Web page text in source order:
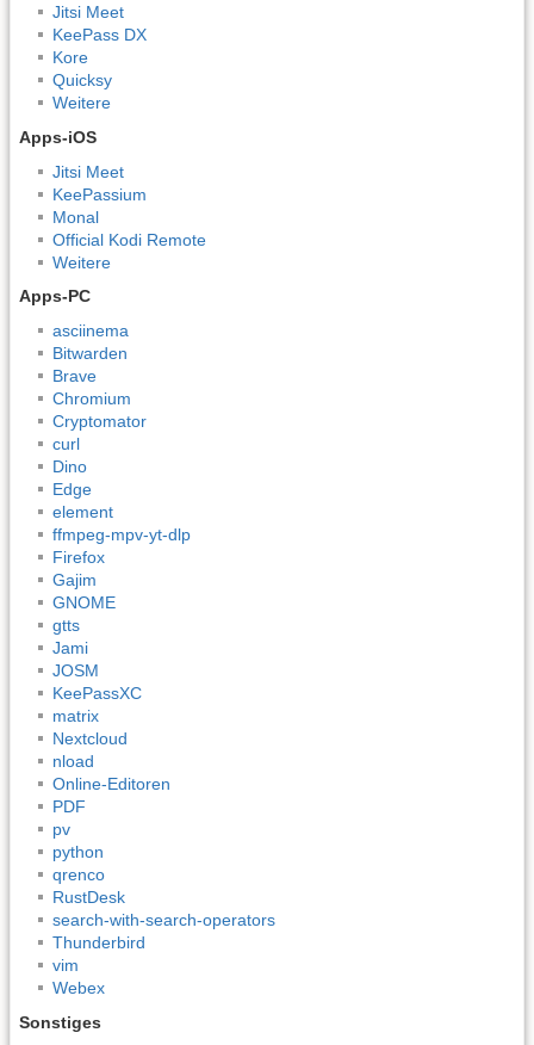
Jitsi Meet
KeePass DX
Kore
Quicksy
Weitere
Apps-iOS
Jitsi Meet
KeePassium
Monal
Official Kodi Remote
Weitere
Apps-PC
asciinema
Bitwarden
Brave
Chromium
Cryptomator
curl
Dino
Edge
element
ffmpeg-mpv-yt-dlp
Firefox
Gajim
GNOME
gtts
Jami
JOSM
KeePassXC
matrix
Nextcloud
nload
Online-Editoren
PDF
pv
python
qrenco
RustDesk
search-with-search-operators
Thunderbird
vim
Webex
Sonstiges